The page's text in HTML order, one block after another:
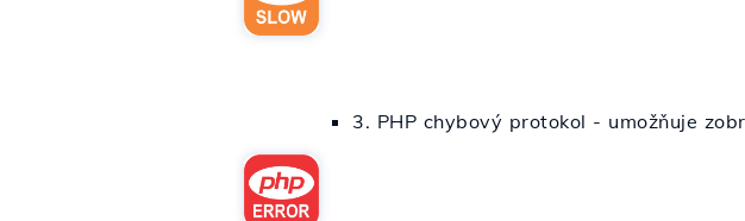
3. PHP chybový protokol - umožňuje